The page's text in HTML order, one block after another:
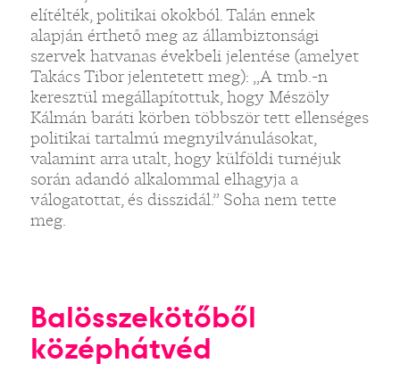
elítélték, politikai okokból. Talán ennek
alapján érthető meg az állambiztonsági
szervek hatvanas évekbeli jelentése (amelyet
Takács Tibor jelentetett meg): „A tmb.-n
keresztül megállapítottuk, hogy Mészöly
Kálmán baráti körben többször tett ellenséges
politikai tartalmú megnyilvánulásokat,
valamint arra utalt, hogy külföldi turnéjuk
során adandó alkalommal elhagyja a
válogatottat, és disszidál.” Soha nem tette
meg.
Balösszekötőből
középhátvéd